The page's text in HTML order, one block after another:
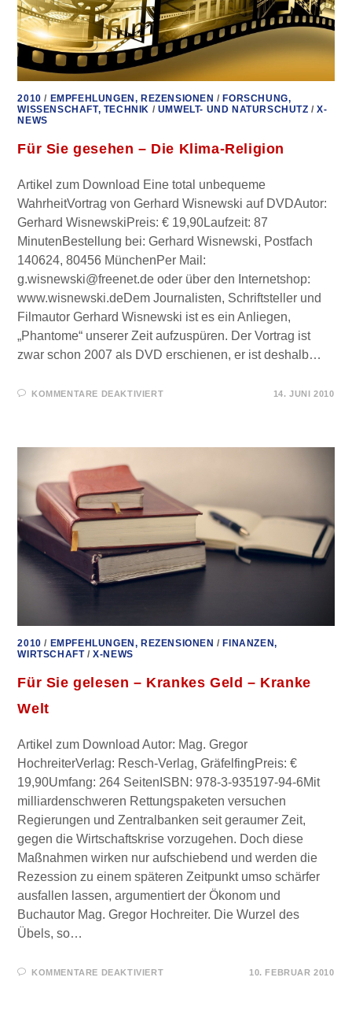
2010 / EMPFEHLUNGEN, REZENSIONEN / FORSCHUNG,
WISSENSCHAFT, TECHNIK / UMWELT- UND NATURSCHUTZ /X-
NEWS
Für Sie gesehen – Die Klima-Religion
Artikel zum Download Eine total unbequeme
WahrheitVortrag von Gerhard Wisnewski auf DVDAutor:
Gerhard WisnewskiPreis: € 19,90Laufzeit: 87
MinutenBestellung bei: Gerhard Wisnewski, Postfach
140624, 80456 MünchenPer Mail:
g.wisnewski@freenet.de oder über den Internetshop:
www.wisnewski.deDem Journalisten, Schriftsteller und
Filmautor Gerhard Wisnewski ist es ein Anliegen,
„Phantome“ unserer Zeit aufzuspüren. Der Vortrag ist
zwar schon 2007 als DVD erschienen, er ist deshalb…
KOMMENTARE DEAKTIVIERTFÜR
14. JUNI 2010
2010 / EMPFEHLUNGEN, REZENSIONEN /FINANZEN,
WIRTSCHAFT/X-NEWS
Für Sie gelesen – Krankes Geld – Kranke
Welt
Artikel zum Download Autor: Mag. Gregor
HochreiterVerlag: Resch-Verlag, GräfelfingPreis: €
19,90Umfang: 264 SeitenISBN: 978-3-935197-94-6Mit
milliardenschweren Rettungspaketen versuchen
Regierungen und Zentralbanken seit geraumer Zeit,
gegen die Wirtschaftskrise vorzugehen. Doch diese
Maßnahmen wirken nur aufschiebend und werden die
Rezession zu einem späteren Zeitpunkt umso schärfer
ausfallen lassen, argumentiert der Ökonom und
Buchautor Mag. Gregor Hochreiter. Die Wurzel des
Übels, so…
KOMMENTARE DEAKTIVIERTFÜR
10. FEBRUAR 2010